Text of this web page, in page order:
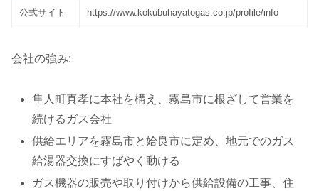
公式サイト https://www.kokubuhayatogas.co.jp/profile/info
会社の強み:
隼人町真孝に本社を構え、霧島市に根ざして営業を
続けるガス会社
供給エリアを霧島市と姶良市に定め、地元でのガス
給湯器交換にすばやく動ける
ガス機器の販売や取り付けから供給設備の工事、住